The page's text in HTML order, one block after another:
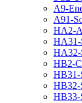
A9-
A91-
HA2-
HA31-
HA32-
HB2-
HB31-
HB32-
HB33-